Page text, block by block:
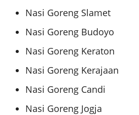
Nasi Goreng Slamet
Nasi Goreng Budoyo
Nasi Goreng Keraton
Nasi Goreng Kerajaan
Nasi Goreng Candi
Nasi Goreng Jogja